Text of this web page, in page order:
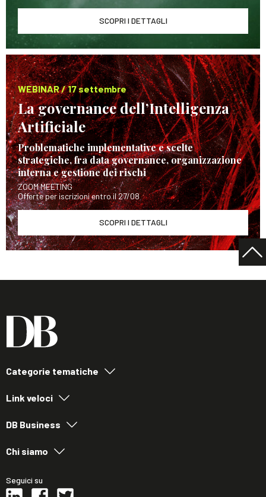
SCOPRI I DETTAGLI
WEBINAR / 17 settembre
La governance dell’Intelligenza
Artificiale
Problematiche implementative e scelte
strategiche, fra data governance, organizzazione
interna e gestione dei rischi
ZOOM MEETING
Offerte per iscrizioni entro il 27/08
SCOPRI I DETTAGLI
Categorie tematiche
Link veloci
DB Business
Chi siamo
Seguici su